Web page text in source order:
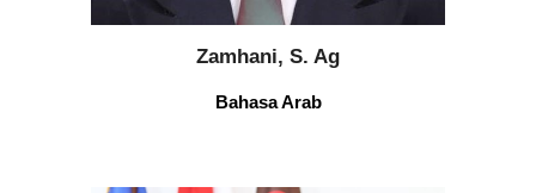
Zamhani, S. Ag
Bahasa Arab